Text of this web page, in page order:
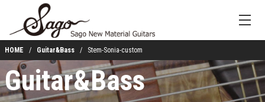
HOME Guitar&Bass Stem-Sonia-custom
Guitar&Bass